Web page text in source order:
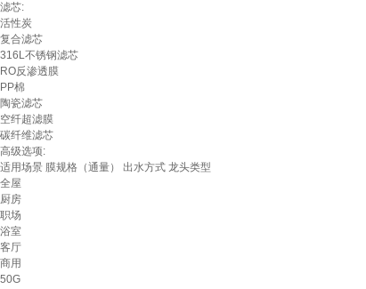
滤芯:
活性炭
复合滤芯
316L不锈钢滤芯
RO反渗透膜
PP棉
陶瓷滤芯
空纤超滤膜
碳纤维滤芯
高级选项:
适用场景 膜规格（通量） 出水方式 龙头类型
全屋
厨房
职场
浴室
客厅
商用
50G